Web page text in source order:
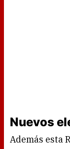
Nuevos
Además esta